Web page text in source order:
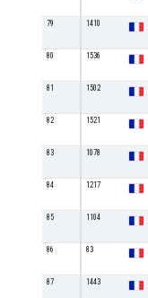
79 1410
80 1536
81 1502
82 1521
83 1078
84 1217
85 1104
86 83
87 1443